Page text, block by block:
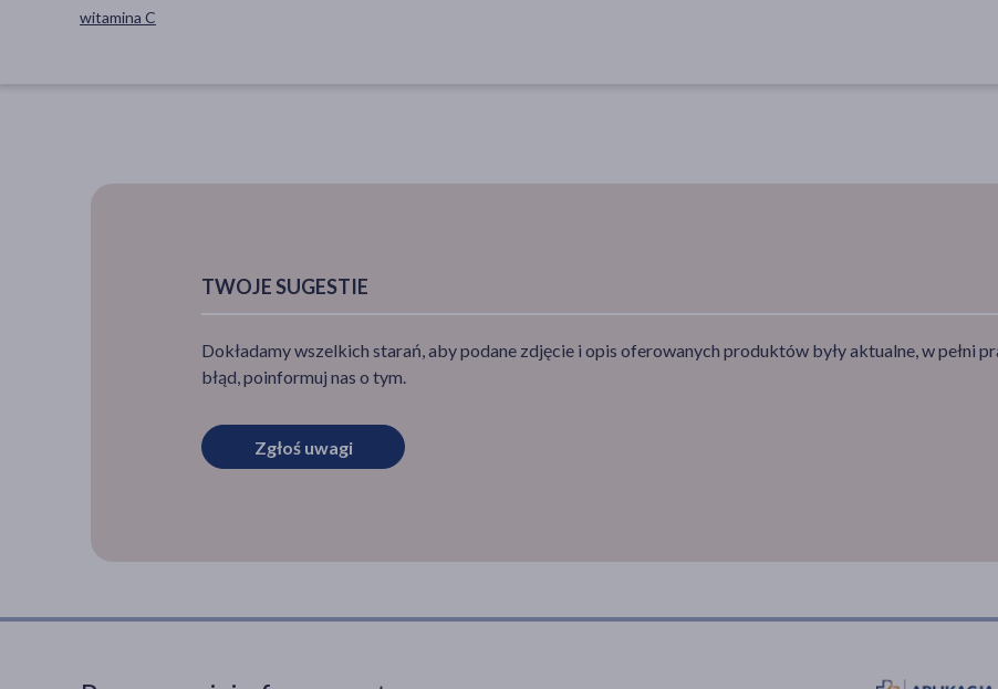
witamina C
TWOJE SUGESTIE
Dokładamy wszelkich starań, aby podane zdjęcie i opis oferowanych produktów były aktualne, w pełni
błąd, poinformuj nas o tym.
Zgłoś uwagi